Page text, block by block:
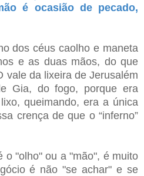
é ocasião de pecado,
dos céus caolho e maneta
e as duas mãos, do que
vale da lixeira de Jerusalém
Gia, do fogo, porque era
queimando, era a única
crença de que o “inferno”
o "olho" ou a "mão", é muito
é não "se achar" e se